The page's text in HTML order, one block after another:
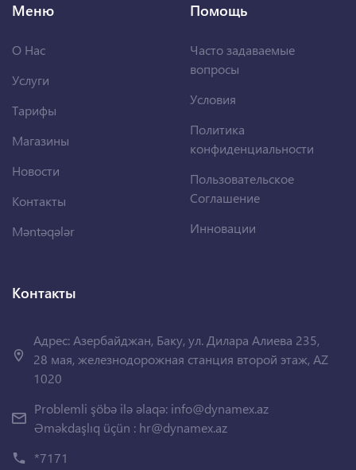
Меню
О Нас
Услуги
Тарифы
Магазины
Новости
Контакты
Məntəqələr
Помощь
Часто задаваемые
вопросы
Условия
Политика
конфиденциальности
Пользовательское
Соглашение
Инновации
Контакты
Адрес: Азербайджан, Баку, ул. Дилара Алиева 235,
28 мая, железнодорожная станция второй этаж, AZ
1020
Problemli şöbə ilə əlaqə: info@dynamex.az
Əməkdaşlıq üçün : hr@dynamex.az
*7171